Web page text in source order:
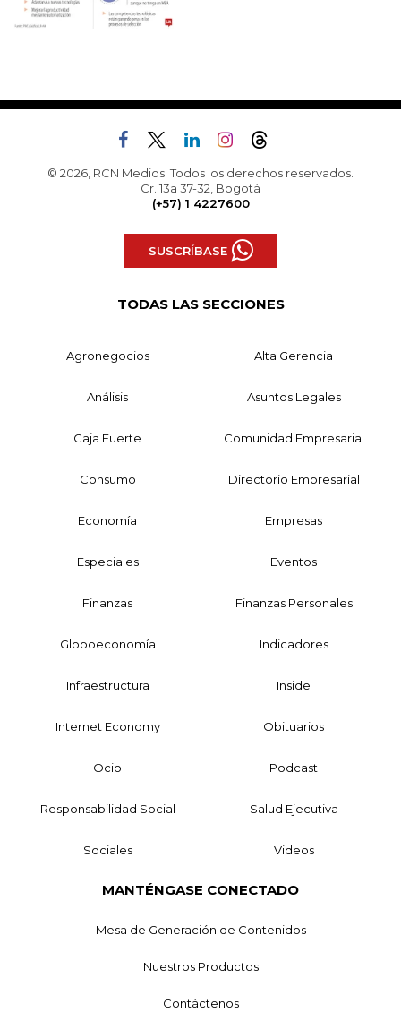
© 2026, RCN Medios. Todos los derechos reservados.
Cr. 13a 37-32, Bogotá
(+57) 1 4227600
SUSCRÍBASE
TODAS LAS SECCIONES
Agronegocios Alta Gerencia
Análisis Asuntos Legales
Caja Fuerte Comunidad Empresarial
Consumo Directorio Empresarial
Economía Empresas
Especiales Eventos
Finanzas Finanzas Personales
Globoeconomía Indicadores
Infraestructura Inside
Internet Economy Obituarios
Ocio Podcast
Responsabilidad Social Salud Ejecutiva
Sociales Videos
MANTÉNGASE CONECTADO
Mesa de Generación de Contenidos
Nuestros Productos
Contáctenos